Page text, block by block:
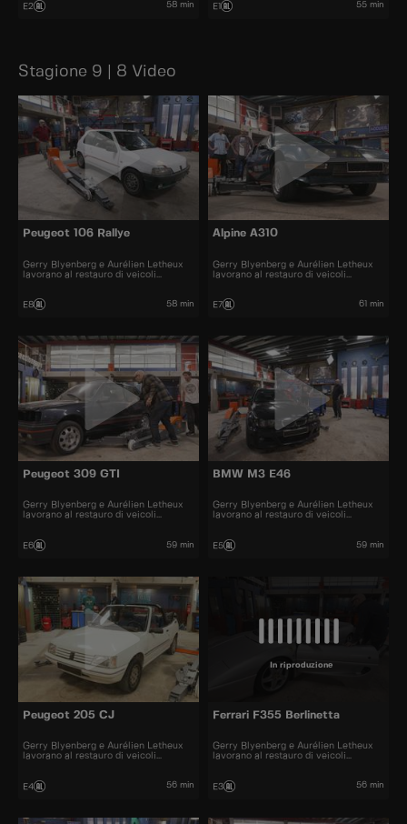
E2 58 min E1 55 min
Stagione 9 | 8 Video
Peugeot 106 Rallye
Gerry Blyenberg e Aurélien Letheux
lavorano al restauro di veicoli
E8 58 min
Alpine A310
Gerry Blyenberg e Aurélien Letheux
lavorano al restauro di veicoli
E7 61 min
Peugeot 309 GTI
Gerry Blyenberg e Aurélien Letheux
lavorano al restauro di veicoli
E6 59 min
BMW M3 E46
Gerry Blyenberg e Aurélien Letheux
lavorano al restauro di veicoli
E5 59 min
Peugeot 205 CJ
Gerry Blyenberg e Aurélien Letheux
lavorano al restauro di veicoli
E4 56 min
In riproduzione
Ferrari F355 Berlinetta
Gerry Blyenberg e Aurélien Letheux
lavorano al restauro di veicoli
E3 56 min